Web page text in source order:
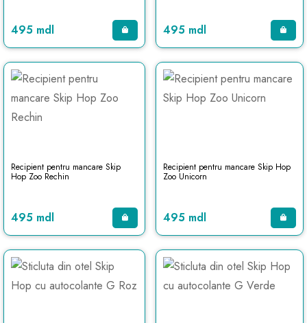
495 mdl 495 mdl
Recipient pentru mancare Skip
Hop Zoo Rechin
495 mdl
Recipient pentru mancare Skip Hop
Zoo Unicorn
495 mdl